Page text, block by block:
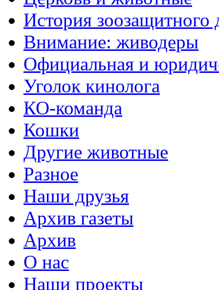
История зоозащитного
Внимание: живодеры
Официальная и
Уголок кинолога
КО-команда
Кошки
Другие животные
Разное
Наши друзья
Архив газеты
Архив
О нас
Наши проекты